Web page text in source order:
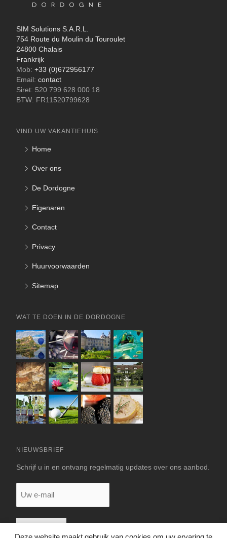
SIM Solutions S.A.R.L.
754 Route du Moulin du Touroulet
24800 Chalais
Frankrijk
Mob: +33 (0)672956177
Email: contact
Siret: 520 799 628 000 18
BTW: FR11520799628
VIND UW VAKANTIEHUIS
Home
Over ons
De Dordogne
Eigenaren
Contact
Privacy
Huurvoorwaarden
Sitemap
WAT TE DOEN IN DE DORDOGNE
NIEUWSBRIEF
Schrijf u in en ontvang regelmatig updates over ons aanbod.
e-